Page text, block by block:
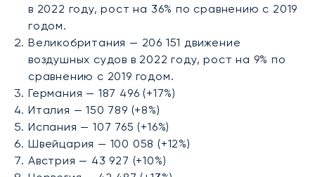
в 2022 году, рост на 36% по сравнению с 2019
годом.
Великобритания — 206 151 движение
воздушных судов в 2022 году, рост на 9% по
сравнению с 2019 годом.
Германия — 187 496 (+17%)
Италия — 150 789 (+8%)
Испания — 107 765 (+16%)
Швейцария — 100 058 (+12%)
Австрия — 43 927 (+10%)